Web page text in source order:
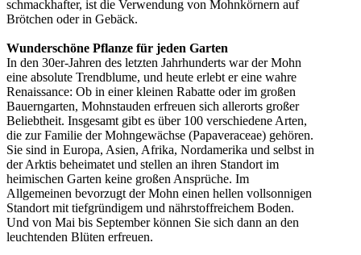
schmackhafter, ist die Verwendung von Mohnkörnern auf
Brötchen oder in Gebäck.
Wunderschöne Pflanze für jeden Garten
In den 30er-Jahren des letzten Jahrhunderts war der Mohn
eine absolute Trendblume, und heute erlebt er eine wahre
Renaissance: Ob in einer kleinen Rabatte oder im großen
Bauerngarten, Mohnstauden erfreuen sich allerorts großer
Beliebtheit. Insgesamt gibt es über 100 verschiedene Arten,
die zur Familie der Mohngewächse (Papaveraceae) gehören.
Sie sind in Europa, Asien, Afrika, Nordamerika und selbst in
der Arktis beheimatet und stellen an ihren Standort im
heimischen Garten keine großen Ansprüche. Im
Allgemeinen bevorzugt der Mohn einen hellen vollsonnigen
Standort mit tiefgründigem und nährstoffreichem Boden.
Und von Mai bis September können Sie sich dann an den
leuchtenden Blüten erfreuen.